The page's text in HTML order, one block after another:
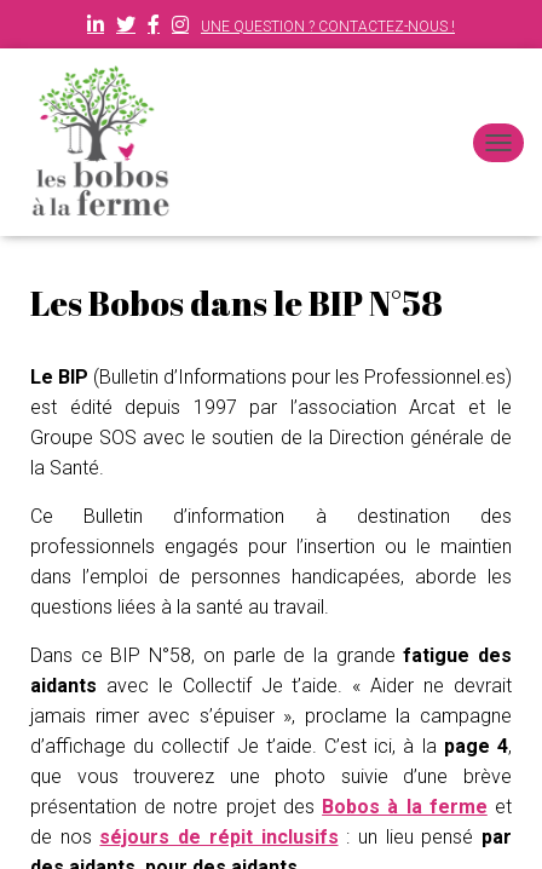
UNE QUESTION ? CONTACTEZ-NOUS !
D
N
A
V
I
I
O
N
Les Bobos dans le BIP N°58
Le BIP (Bulletin d’Informations pour les Professionnel.es)
est édité depuis 1997 par l’association Arcat et le
Groupe SOS avec le soutien de la Direction générale de
la Santé.
Ce Bulletin d’information à destination des
professionnels engagés pour l’insertion ou le maintien
dans l’emploi de personnes handicapées, aborde les
questions liées à la santé au travail.
Dans ce BIP N°58, on parle de la grandefatigue des
aidants avec le Collectif Je t’aide. « Aider ne devrait
jamais rimer avec s’épuiser », proclame la campagne
d’affichage du collectif Je t’aide. C’est ici, à lapage 4,
que vous trouverez une photo suivie d’une brève
présentation de notre projet des Bobos à la ferme et
de nos séjours de répit inclusifs : un lieu pensé par